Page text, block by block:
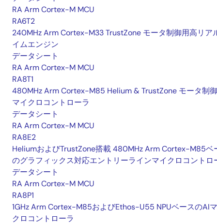
RA Arm Cortex-M MCU
RA6T2
240MHz Arm Cortex-M33 TrustZone モータ制御用高リア
イムエンジン
データシート
RA Arm Cortex-M MCU
RA8T1
480MHz Arm Cortex-M85 Helium & TrustZone モータ制
マイクロコントローラ
データシート
RA Arm Cortex-M MCU
RA8E2
HeliumおよびTrustZone搭載 480MHz Arm Cortex-M85ベ
のグラフィックス対応エントリーラインマイクロコントロ
データシート
RA Arm Cortex-M MCU
RA8P1
1GHz Arm Cortex-M85およびEthos-U55 NPUベースのAI
クロコントローラ